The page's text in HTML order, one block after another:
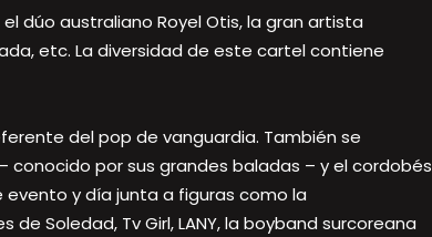
dúo australiano Royel Otis, la gran artista
etc. La diversidad de este cartel contiene
del pop de vanguardia. También se
conocido por sus grandes baladas – y el cordobés
evento y día junta a figuras como la
Soledad, Tv Girl, LANY, la boyband surcoreana